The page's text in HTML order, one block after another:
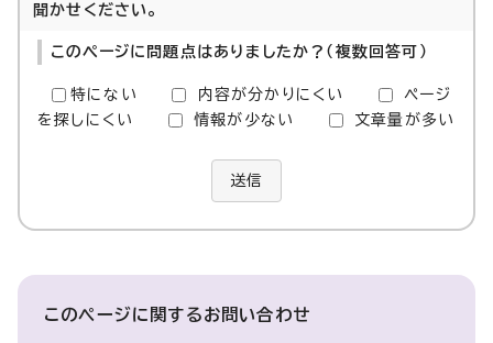
聞かせください。
このページに問題点はありましたか？（複数回答可）
特にない 内容が分かりにくい
ページ
を探しにくい
情報が少ない 文章量が多い
送信
このページに関するお問い合わせ